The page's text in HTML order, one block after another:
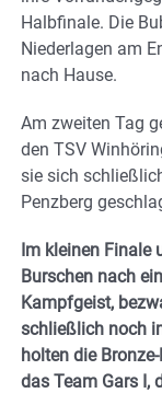
Halbfinale. Die
Niederlagen am
nach Hause.
Am zweiten Tag
den TSV
sie sich
Penzberg
Im kleinen Finale
Burschen nach
Kampfgeist,
schließlich noch
holten die
das Team Gars I,